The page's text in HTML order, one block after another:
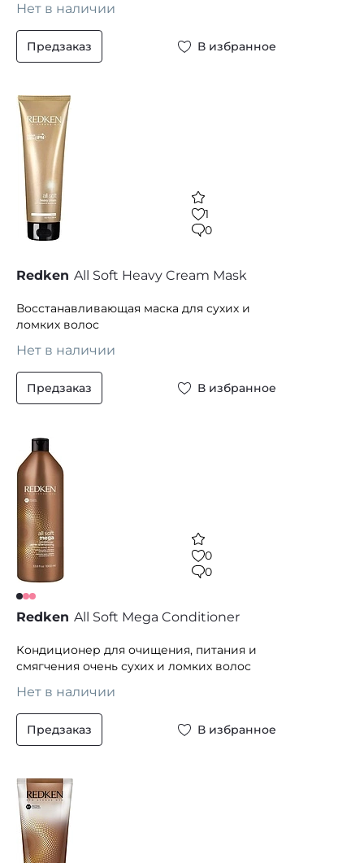
Нет в наличии
Предзаказ В избранное
1
0
Redken All Soft Heavy Cream Mask
Восстанавливающая маска для сухих и
ломких волос
Нет в наличии
Предзаказ В избранное
0
0
Redken All Soft Mega Conditioner
Кондиционер для очищения, питания и
смягчения очень сухих и ломких волос
Нет в наличии
Предзаказ В избранное